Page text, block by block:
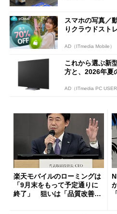
スマホの写真／
りクラウドスト
AD（ITmedia Mobile）
これから選ぶ新
方と、2026年夏
AD（ITmedia PC USER
楽天モバイルのローミングは
「9月末をもって予定通りに
終了」 狙いは「品質改善」